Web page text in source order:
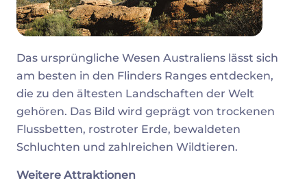
Das ursprüngliche Wesen Australiens lässt sich
am besten in den Flinders Ranges entdecken,
die zu den ältesten Landschaften der Welt
gehören. Das Bild wird geprägt von trockenen
Flussbetten, rostroter Erde, bewaldeten
Schluchten und zahlreichen Wildtieren.
Weitere Attraktionen